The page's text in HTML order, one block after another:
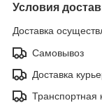
Условия
Доставка
Самовывоз
Доставка
Транспортная